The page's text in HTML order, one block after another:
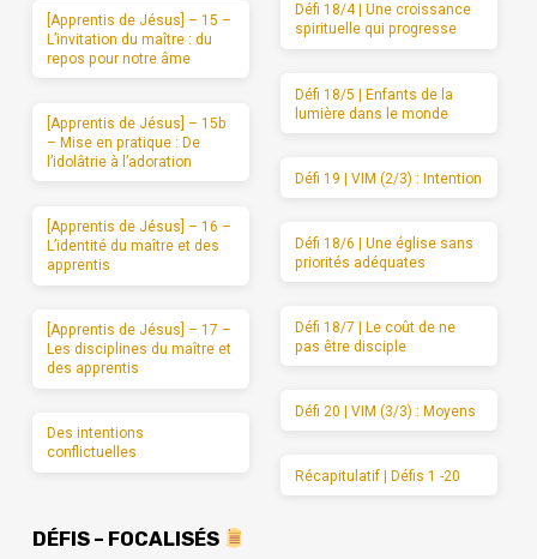
[Apprentis de Jésus] – 15 –
L’invitation du maître : du
repos pour notre âme
[Apprentis de Jésus] – 15b
– Mise en pratique : De
l’idolâtrie à l’adoration
[Apprentis de Jésus] – 16 –
L’identité du maître et des
apprentis
[Apprentis de Jésus] – 17 –
Les disciplines du maître et
des apprentis
Des intentions
conflictuelles
Défi 18/4 | Une croissance
spirituelle qui progresse
Défi 18/5 | Enfants de la
lumière dans le monde
Défi 19 | VIM (2/3) : Intention
Défi 18/6 | Une église sans
priorités adéquates
Défi 18/7 | Le coût de ne
pas être disciple
Défi 20 | VIM (3/3) : Moyens
Récapitulatif | Défis 1 -20
DÉFIS – FOCALISÉS